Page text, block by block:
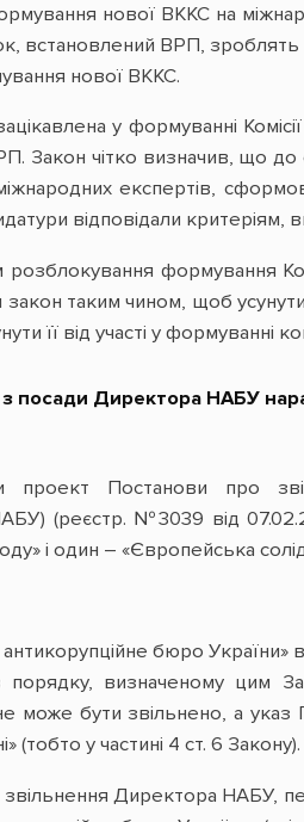
нової ВККС на
встановлений ВРП,
нової ВККС.
у формуванні
Закон чітко визначив, що
експертів,
відповідали критеріям,
формування
таким чином, щоб
її від участі у
посади Директора НАБУ
проект Постанови про
(реєстр. №3039 від
і один – «Європейська
бюро
визначеному цим
може бути звільнено, а
(тобто у частині 4 ст. 6 Закону).
звільнення Директора НАБУ,